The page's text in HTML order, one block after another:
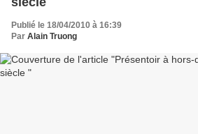
Publié le 18/04/2010 à 16:39
Par Alain Truong